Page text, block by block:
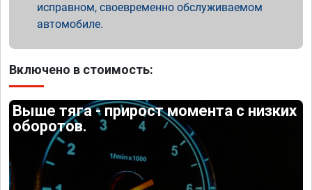
исправном, своевременно обслуживаемом
автомобиле.
Включено в стоимость:
Выше тяга - прирост момента с низких
оборотов.